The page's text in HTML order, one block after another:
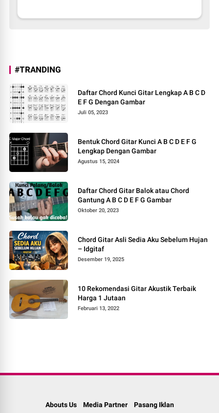
#TRANDING
Daftar Chord Kunci Gitar Lengkap A B C D
E F G Dengan Gambar
Juli 05, 2023
Bentuk Chord Gitar Kunci A B C D E F G
Lengkap Dengan Gambar
Agustus 15, 2024
Daftar Chord Gitar Balok atau Chord
Gantung A B C D E F G Gambar
Oktober 20, 2023
Chord Gitar Asli Sedia Aku Sebelum Hujan
– Idgitaf
Desember 19, 2025
10 Rekomendasi Gitar Akustik Terbaik
Harga 1 Jutaan
Februari 13, 2022
Abouts Us Media Partner Pasang Iklan